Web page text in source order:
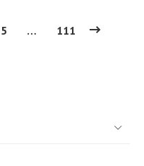
5 … 111